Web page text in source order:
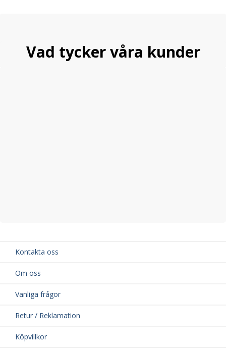
Vad tycker våra kunder
Kontakta oss
Om oss
Vanliga frågor
Retur / Reklamation
Köpvillkor